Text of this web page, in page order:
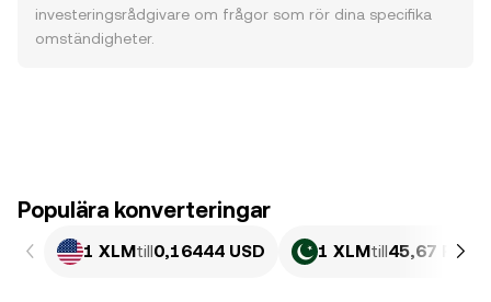
investeringsrådgivare om frågor som rör dina specifika
omständigheter.
Populära konverteringar
1 XLMtill0,16444 USD 1 XLMtill45,67 PKR